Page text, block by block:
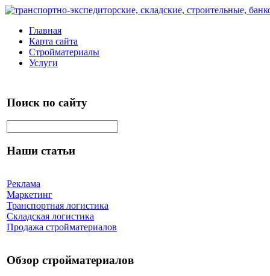
Главная
Карта сайта
Стройматериалы
Услуги
Поиск по сайту
Наши статьи
Реклама
Маркетинг
Транспортная логистика
Складская логистика
Продажа стройматериалов
Обзор стройматериалов